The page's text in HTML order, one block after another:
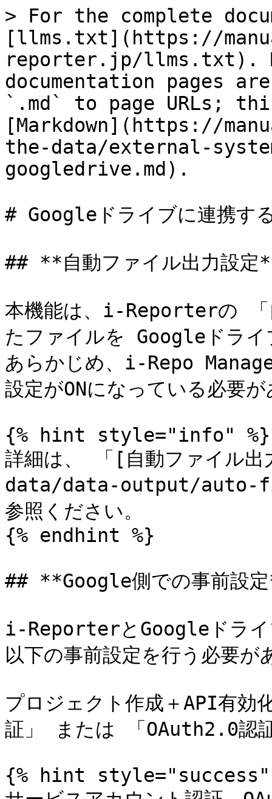
> For the complete
[llms.txt](https://
reporter.jp/llms.txt).
documentation pages
`.md` to page URLs;
[Markdown](https://
the-data/external-
googledrive.md).
# Googleドライブに連携す
## **自動ファイル出力設定
本機能は、i-Reporterの 「
たファイルを Googleドラ
あらかじめ、i-Repo
設定がONになっている必要
{% hint style="info" %}
詳細は、 「[自動ファイ
data/data-output/auto-
参照ください。
{% endhint %}
## **Google側での事前設
i-ReporterとGoogleドライ
以下の事前設定を行う必要が
プロジェクト作成＋API有効
証」 または 「OAuth2.0認
{% hint style="success"